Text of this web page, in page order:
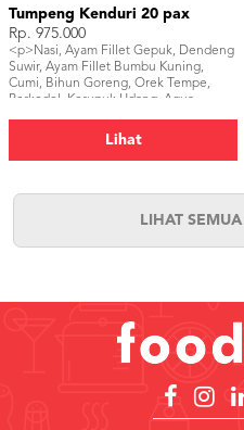
Tumpeng Kenduri 20 pax
Rp. 975.000
<p>Nasi, Ayam Fillet Gepuk, Dendeng
Suwir, Ayam Fillet Bumbu Kuning,
Cumi, Bihun Goreng, Orek Tempe,
Perkedel, Kerupuk Udang, Aqua
Lihat
LIHAT